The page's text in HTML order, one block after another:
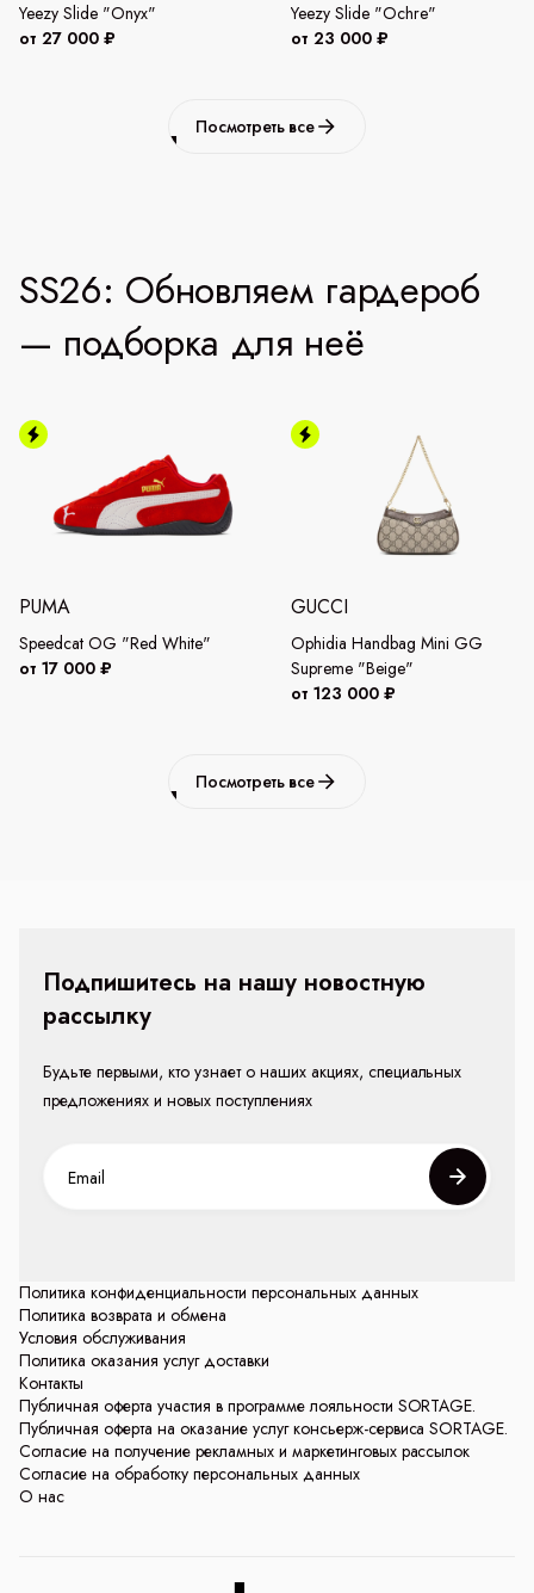
Yeezy Slide "Onyx"
от 27 000 ₽
Yeezy Slide "Ochre"
от 23 000 ₽
Посмотреть все
SS26: Обновляем гардероб
— подборка для неё
PUMA
Speedcat OG "Red White"
от 17 000 ₽
GUCCI
Ophidia Handbag Mini GG
Supreme "Beige"
от 123 000 ₽
Посмотреть все
Политика конфиденциальности персональных данных
Политика возврата и обмена
Условия обслуживания
Политика оказания услуг доставки
Контакты
Публичная оферта участия в программе лояльности SORTAGE.
Публичная оферта на оказание услуг консьерж-сервиса SORTAGE.
Согласие на получение рекламных и маркетинговых рассылок
Согласие на обработку персональных данных
О нас
Подпишитесь на нашу новостную
рассылку
Будьте первыми, кто узнает о наших акциях, специальных
предложениях и новых поступлениях